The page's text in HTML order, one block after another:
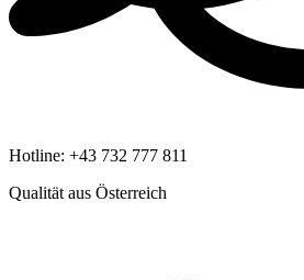
Hotline: +43 732 777 811
Qualität aus Österreich